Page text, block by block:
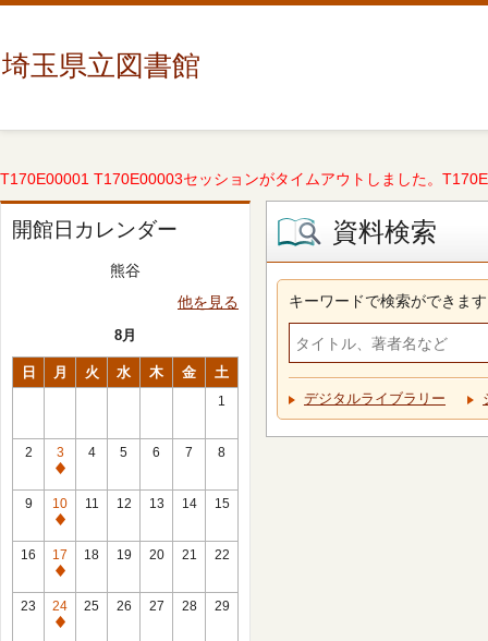
埼玉県立図書館
T170E00001 T170E00003セッションがタイムアウトしました。
開館日カレンダー
熊谷
他を見る
8月
日 月 火 水 木 金 土
1
2
3
休
館
日
4 5 6 7 8
9
10
休
館
日
11 12 13 14 15
16
17
休
館
日
18 19 20 21 22
23
24
休
25 26 27 28 29
資料検索
キーワードで検索ができます
デジタルライブラリー